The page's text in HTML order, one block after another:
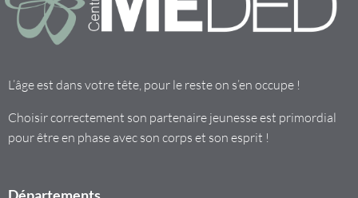
L’âge est dans votre tête, pour le reste on s’en occupe !
Choisir correctement son partenaire jeunesse est primordial
pour être en phase avec son corps et son esprit !